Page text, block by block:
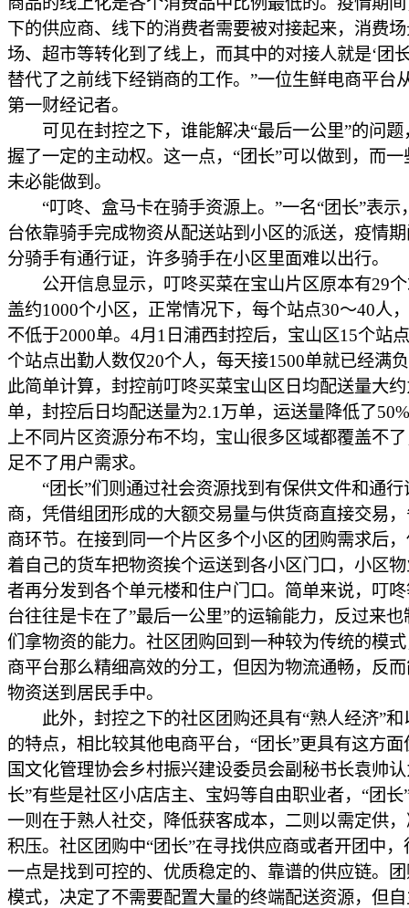
下的供应商、线下的消费者需要被对接起来，消费
场、超市等转化到了线上，而其中的对接人就是‘团
替代了之前线下经销商的工作。”一位生鲜电商平台
第一财经记者。
可见在封控之下，谁能解决“最后一公里”的问题
握了一定的主动权。这一点，“团长”可以做到，而一
未必能做到。
“叮咚、盒马卡在骑手资源上。”一名“团长”表示
台依靠骑手完成物资从配送站到小区的派送，疫情
分骑手有通行证，许多骑手在小区里面难以出行。
公开信息显示，叮咚买菜在宝山片区原本有29个
盖约1000个小区，正常情况下，每个站点30～40人
不低于2000单。4月1日浦西封控后，宝山区15个站
个站点出勤人数仅20个人，每天接1500单就已经满
此简单计算，封控前叮咚买菜宝山区日均配送量大
单，封控后日均配送量为2.1万单，运送量降低了
上不同片区资源分布不均，宝山很多区域都覆盖不
足不了用户需求。
“团长”们则通过社会资源找到有保供文件和通行
商，凭借组团形成的大额交易量与供货商直接交易
商环节。在接到同一个片区多个小区的团购需求后
着自己的货车把物资挨个运送到各小区门口，小区
者再分发到各个单元楼和住户门口。简单来说，叮
台往往是卡在了”最后一公里”的运输能力，反过来
们拿物资的能力。社区团购回到一种较为传统的模
商平台那么精细高效的分工，但因为物流通畅，反
物资送到居民手中。
此外，封控之下的社区团购还具有“熟人经济”和
的特点，相比较其他电商平台，“团长”更具有这方面
国文化管理协会乡村振兴建设委员会副秘书长袁帅
长”有些是社区小店店主、宝妈等自由职业者，“团长
一则在于熟人社交，降低获客成本，二则以需定供
积压。社区团购中“团长”在寻找供应商或者开团中，
一点是找到可控的、优质稳定的、靠谱的供应链。
模式，决定了不需要配置大量的终端配送资源，但